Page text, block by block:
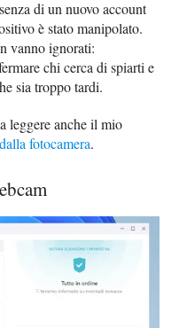
di un nuovo account
è stato manipolato.
vanno ignorati:
chi cerca di spiarti e
sia troppo tardi.
leggere anche il mio
fotocamera.